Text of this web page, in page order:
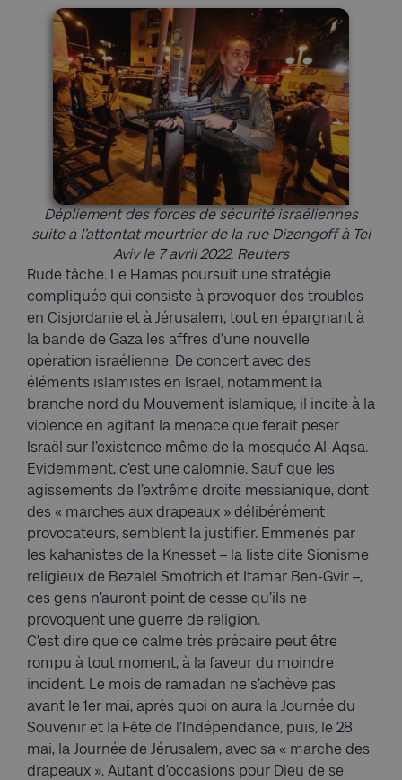
Dépliement des forces de sécurité israéliennes
suite à l’attentat meurtrier de la rue Dizengoff à Tel
Aviv le 7 avril 2022. Reuters
Rude tâche. Le Hamas poursuit une stratégie
compliquée qui consiste à provoquer des troubles
en Cisjordanie et à Jérusalem, tout en épargnant à
la bande de Gaza les affres d’une nouvelle
opération israélienne. De concert avec des
éléments islamistes en Israël, notamment la
branche nord du Mouvement islamique, il incite à la
violence en agitant la menace que ferait peser
Israël sur l’existence même de la mosquée Al-Aqsa.
Evidemment, c’est une calomnie. Sauf que les
agissements de l’extrême droite messianique, dont
des « marches aux drapeaux » délibérément
provocateurs, semblent la justifier. Emmenés par
les kahanistes de la Knesset – la liste dite Sionisme
religieux de Bezalel Smotrich et Itamar Ben-Gvir –,
ces gens n’auront point de cesse qu’ils ne
provoquent une guerre de religion.
C’est dire que ce calme très précaire peut être
rompu à tout moment, à la faveur du moindre
incident. Le mois de ramadan ne s’achève pas
avant le 1er mai, après quoi on aura la Journée du
Souvenir et la Fête de l’Indépendance, puis, le 28
mai, la Journée de Jérusalem, avec sa « marche des
drapeaux ». Autant d’occasions pour Dieu de se